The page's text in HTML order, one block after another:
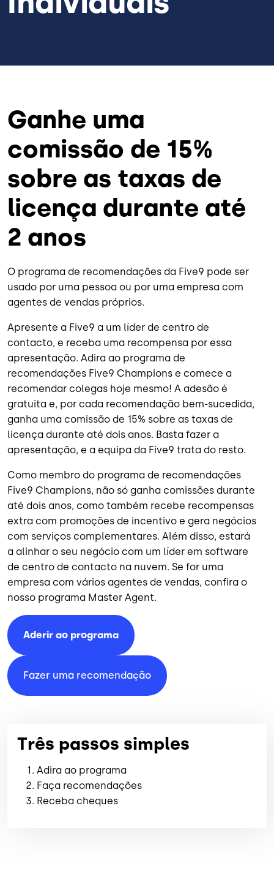
Ganhe uma
comissão de 15%
sobre as taxas de
licença durante até
2 anos
O programa de recomendações da Five9 pode ser
usado por uma pessoa ou por uma empresa com
agentes de vendas próprios.
Apresente a Five9 a um líder de centro de
contacto, e receba uma recompensa por essa
apresentação. Adira ao programa de
recomendações Five9 Champions e comece a
recomendar colegas hoje mesmo! A adesão é
gratuita e, por cada recomendação bem-sucedida,
ganha uma comissão de 15% sobre as taxas de
licença durante até dois anos. Basta fazer a
apresentação, e a equipa da Five9 trata do resto.
Como membro do programa de recomendações
Five9 Champions, não só ganha comissões durante
até dois anos, como também recebe recompensas
extra com promoções de incentivo e gera negócios
com serviços complementares. Além disso, estará
a alinhar o seu negócio com um líder em software
de centro de contacto na nuvem. Se for uma
empresa com vários agentes de vendas, confira o
nosso programa Master Agent.
Aderir ao programa
Fazer uma recomendação
Três passos simples
Adira ao programa
Faça recomendações
Receba cheques